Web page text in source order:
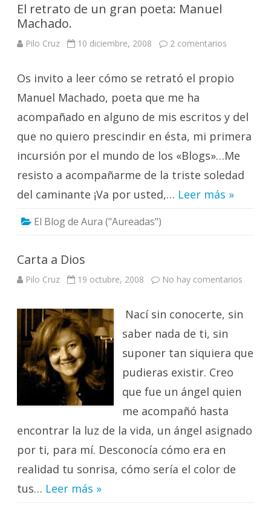
El retrato de un gran poeta: Manuel
Machado.
Pilo Cruz 10 diciembre, 2008 2 comentarios
un
gran
Machado.
Os invito a leer cómo se retrató el propio
Manuel Machado, poeta que me ha
acompañado en alguno de mis escritos y del
que no quiero prescindir en ésta, mi primera
incursión por el mundo de los «Blogs»…Me
resisto a acompañarme de la triste soledad
del caminante ¡Va por usted,… Leer más »
El Blog de Aura ("Aureadas")
Carta a Dios
Pilo Cruz 19 octubre, 2008 No hay comentarios
Nací sin conocerte, sin
saber nada de ti, sin
suponer tan siquiera que
pudieras existir. Creo
que fue un ángel quien
me acompañó hasta
encontrar la luz de la vida, un ángel asignado
por ti, para mí. Desconocía cómo era en
realidad tu sonrisa, cómo sería el color de
tus… Leer más »